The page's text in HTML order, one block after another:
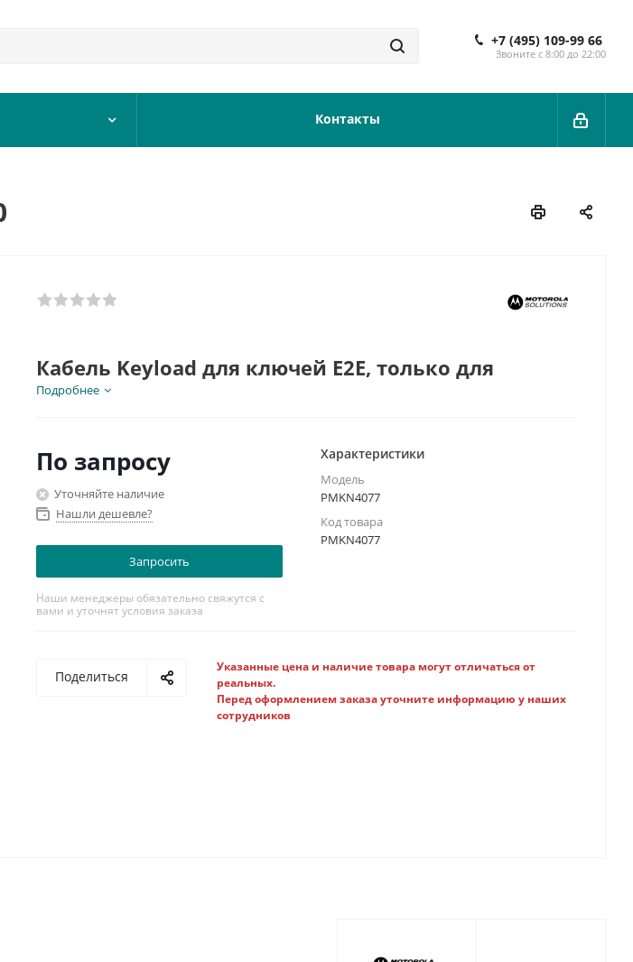
+7 (495) 109-99 66
Звоните с 8:00 до 22:00
Контакты
Кабель Keyload для ключей E2E, только для
TCR1000 (CABLE, KEYLOAD TCR1000 ONLY). Для
Подробнее
По запросу
Уточняйте наличие
Нашли дешевле?
Запросить
Наши менеджеры обязательно свяжутся с
вами и уточнят условия заказа
Характеристики
Модель
PMKN4077
Код товара
PMKN4077
Поделиться
Указанные цена и наличие товара могут отличаться от
реальных.
Перед оформлением заказа уточните информацию у наших
сотрудников